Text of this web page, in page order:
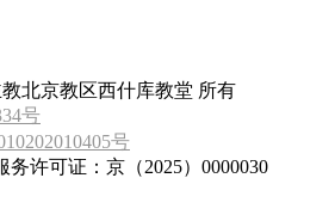
北京教区西什库教堂 所有
号
号
许可证：京（2025）0000030